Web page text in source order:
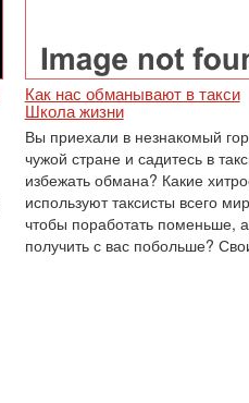
Как нас обманывают в такси
Школа жизни
Вы приехали в незнакомый
чужой стране и садитесь в
избежать обмана? Какие
используют таксисты всего
чтобы поработать поменьше, а
получить с вас побольше?